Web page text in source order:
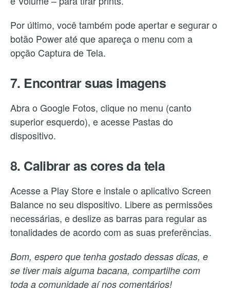
Por último, você também pode apertar e segurar o
botão Power até que apareça o menu com a
opção Captura de Tela.
7. Encontrar suas imagens
Abra o Google Fotos, clique no menu (canto
superior esquerdo), e acesse Pastas do
dispositivo.
8. Calibrar as cores da tela
Acesse a Play Store e instale o aplicativo Screen
Balance no seu dispositivo. Libere as permissões
necessárias, e deslize as barras para regular as
tonalidades de acordo com as suas preferências.
Bom, espero que tenha gostado dessas dicas, e
se tiver mais alguma bacana, compartilhe com
toda a comunidade aí nos comentários!